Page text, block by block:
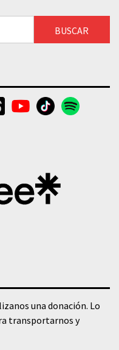
una donación. Lo
transportarnos y